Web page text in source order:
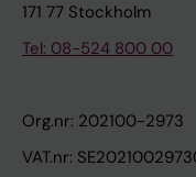
171 77 Stockholm
Tel: 08-524 800 00
Org.nr: 202100-2973
VAT.nr: